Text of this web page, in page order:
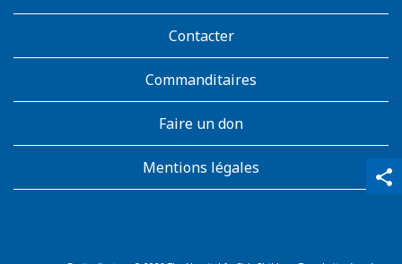
share
qr_code_scanner
content_copy
Contacter
Commanditaires
Faire un don
Mentions légales